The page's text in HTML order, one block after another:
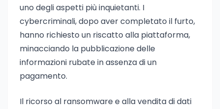
uno degli aspetti più inquietanti. I
cybercriminali, dopo aver completato il furto,
hanno richiesto un riscatto alla piattaforma,
minacciando la pubblicazione delle
informazioni rubate in assenza di un
pagamento.
Il ricorso al ransomware e alla vendita di dati